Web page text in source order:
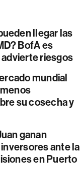
llegar las
BofA es
riesgos
mundial
su cosecha y
ganan
ante la
en Puerto